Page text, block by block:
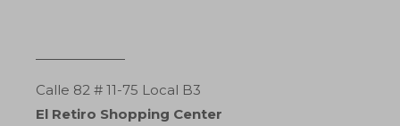
Calle 82 # 11-75 Local B3
El Retiro Shopping Center